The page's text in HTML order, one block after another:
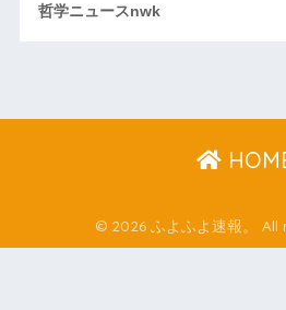
哲学ニュースnwk
© 2026 ふよふよ速報。 All